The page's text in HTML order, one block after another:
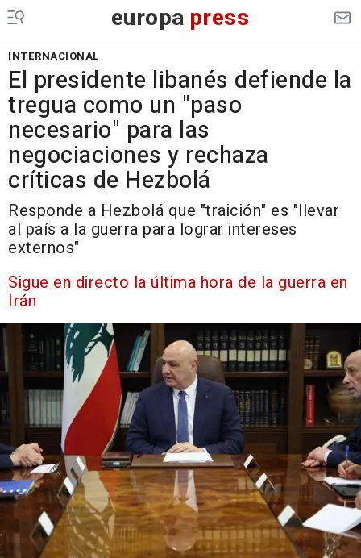
europa press
INTERNACIONAL
El presidente libanés defiende la
tregua como un "paso
necesario" para las
negociaciones y rechaza
críticas de Hezbolá
Responde a Hezbolá que "traición" es "llevar
al país a la guerra para lograr intereses
externos"
Sigue en directo la última hora de la guerra en
Irán